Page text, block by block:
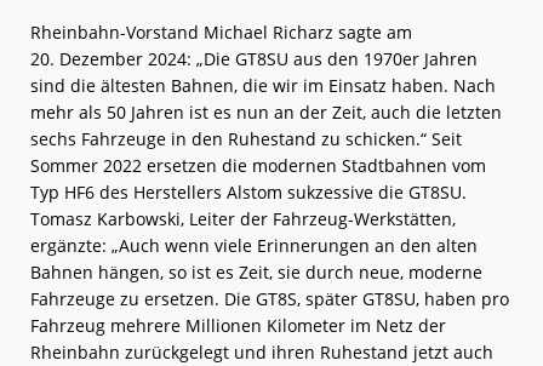
Rheinbahn-Vorstand Michael Richarz sagte am
20. Dezember 2024: „Die GT8SU aus den 1970er Jahren
sind die ältesten Bahnen, die wir im Einsatz haben. Nach
mehr als 50 Jahren ist es nun an der Zeit, auch die letzten
sechs Fahrzeuge in den Ruhestand zu schicken.“ Seit
Sommer 2022 ersetzen die modernen Stadtbahnen vom
Typ HF6 des Herstellers Alstom sukzessive die GT8SU.
Tomasz Karbowski, Leiter der Fahrzeug-Werkstätten,
ergänzte: „Auch wenn viele Erinnerungen an den alten
Bahnen hängen, so ist es Zeit, sie durch neue, moderne
Fahrzeuge zu ersetzen. Die GT8S, später GT8SU, haben pro
Fahrzeug mehrere Millionen Kilometer im Netz der
Rheinbahn zurückgelegt und ihren Ruhestand jetzt auch